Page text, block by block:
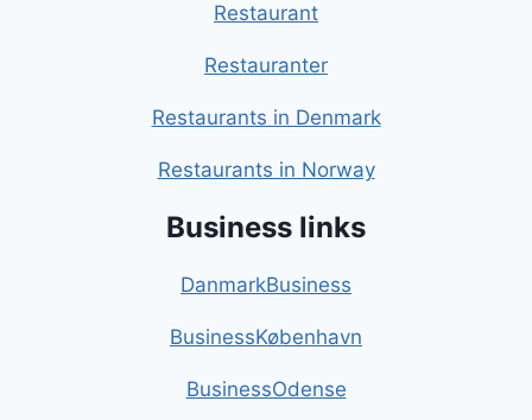
Restaurant
Restauranter
Restaurants in Denmark
Restaurants in Norway
Business links
DanmarkBusiness
BusinessKøbenhavn
BusinessOdense